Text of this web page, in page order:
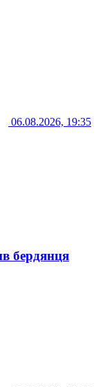
06.08.2026, 19:35
бердянця